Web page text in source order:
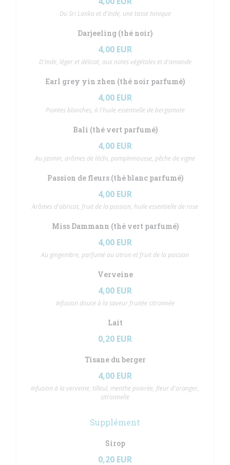
Du Sri Lanka et d'Inde, une tasse tonique
Darjeeling (thé noir)
4,00 EUR
D'Inde, léger et délicat, aux notes végétales et d'amande
Earl grey yin zhen (thé noir parfumé)
4,00 EUR
Pointes blanches, à l'huile essentielle de bergamote
Bali (thé vert parfumé)
4,00 EUR
Au jasmin, arômes de litchi, pamplemousse, pêche de vigne
Passion de fleurs (thé blanc parfumé)
4,00 EUR
Arômes d'abricot, fruit de la passion, huile essentielle de rose
Miss Dammann (thé vert parfumé)
4,00 EUR
Au gingembre, parfumé au citron et fruit de la passion
Verveine
4,00 EUR
Infusion douce à la saveur fruitée citronnée
Lait
0,20 EUR
Tisane du berger
4,00 EUR
Infusion à la verveine, tilleul, menthe poivrée, fleur d'oranger,
citronnelle
Supplément
Sirop
0,20 EUR